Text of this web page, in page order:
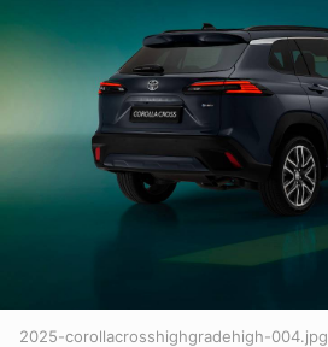
2025-corollacrosshighgradehigh-004.jpg